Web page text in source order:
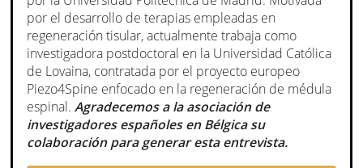
por el desarrollo de terapias empleadas en
regeneración tisular, actualmente trabaja como
investigadora postdoctoral en la Universidad Católica
de Lovaina, contratada por el proyecto europeo
Piezo4Spine enfocado en la regeneración de médula
espinal.Agradecemos a la asociación de
investigadores españoles en Bélgica su
colaboración para generar esta entrevista.